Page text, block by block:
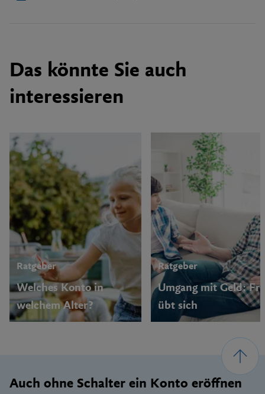
Das könnte Sie auch
interessieren
Ratgeber
Welches Konto in
welchem Alter?
Ratgeber
Umgang mit Geld:
übt sich
Auch ohne Schalter ein Konto eröffnen